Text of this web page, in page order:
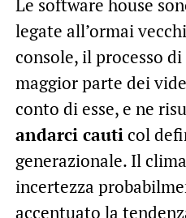
Le software house
legate all’ormai
console, il processo
maggior parte dei
conto di esse, e ne
andarci cauticol
generazionale. Il
incertezza
accentuato la